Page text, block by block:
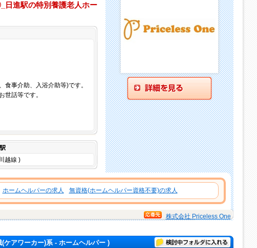
日進駅の特別養護老人ホー
です♪】
事介助、入浴介助等)です。
世話等です。
越線 )
ホームヘルパーの求人 無資格(ホームヘルパー資格不要)の求人
株式会社 Priceless One
ケアワーカー)系 - ホームヘルパー ) 検討中フォルダに入れる